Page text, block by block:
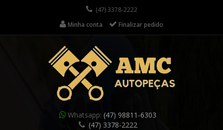
(47) 3378-2222
Minha conta
Finalizar pedido
Whatsapp: (47) 98811-6303
(47) 3378-2222